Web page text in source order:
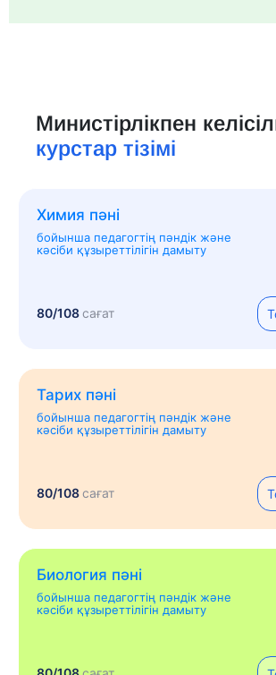
Министірлікпен
курстар тізімі
Химия пәні
бойынша педагогтің пәндік және
кәсіби құзыреттілігін дамыту
80/108сағат
Тарих пәні
бойынша педагогтің пәндік және
кәсіби құзыреттілігін дамыту
80/108сағат
Биология пәні
бойынша педагогтің пәндік және
кәсіби құзыреттілігін дамыту